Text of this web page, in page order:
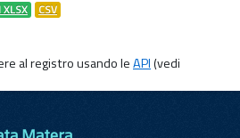
CSV
al registro usando leAPI(vedi